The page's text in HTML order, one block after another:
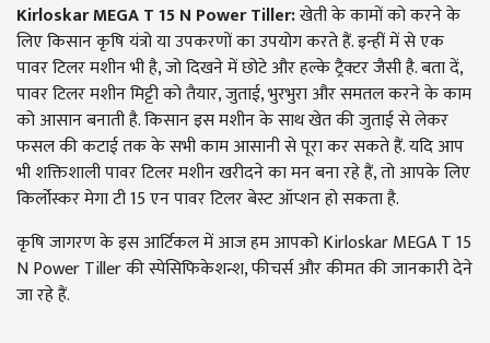
Kirloskar MEGA T 15 N Power Tiller:खेती के कामों को करने के
लिए किसान कृषि यंत्रो या उपकरणों का उपयोग करते हैं. इन्हीं में से एक
पावर टिलर मशीन भी है, जो दिखने में छोटे और हल्के ट्रैक्टर जैसी है. बता दें,
पावर टिलर मशीन मिट्टी को तैयार, जुताई, भुरभुरा और समतल करने के काम
को आसान बनाती है. किसान इस मशीन के साथ खेत की जुताई से लेकर
फसल की कटाई तक के सभी काम आसानी से पूरा कर सकते हैं. यदि आप
भी शक्तिशाली पावर टिलर मशीन खरीदने का मन बना रहे हैं, तो आपके लिए
किर्लोस्कर मेगा टी 15 एन पावर टिलर बेस्ट ऑप्शन हो सकता है.
कृषि जागरण के इस आर्टिकल में आज हम आपको Kirloskar MEGA T 15
N Power Tiller की स्पेसिफिकेशन्श, फीचर्स और कीमत की जानकारी देने
जा रहे हैं.